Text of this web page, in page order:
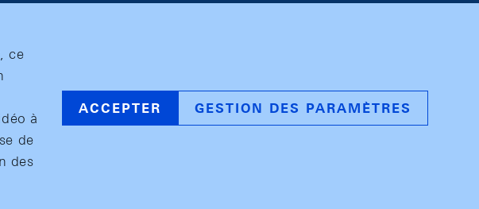
ce
à
de
des
ACCEPTER GESTION DES PARAMÈTRES